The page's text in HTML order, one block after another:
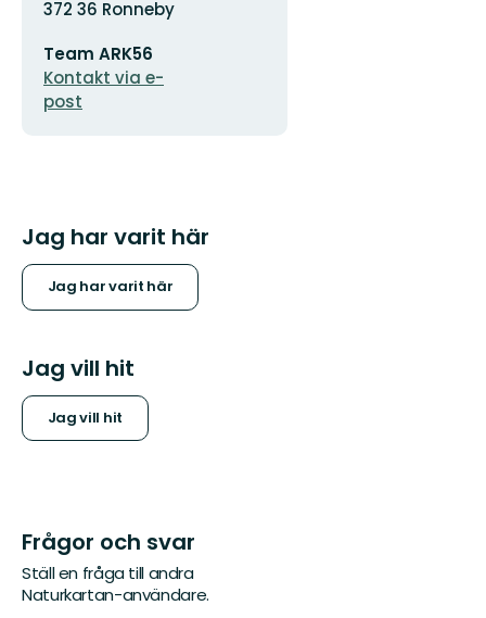
372 36 Ronneby
postadress
Team ARK56
Kontakt via e-
post
Jag har varit här
Jag har varit här
Jag vill hit
Jag vill hit
Frågor och svar
Ställ en fråga till andra
Naturkartan-användare.